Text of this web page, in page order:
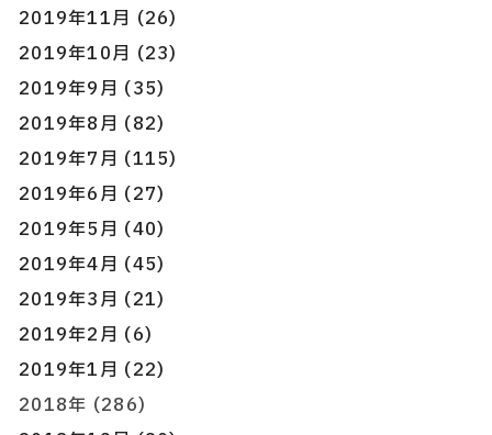
2019年11月 (26)
2019年10月 (23)
2019年9月 (35)
2019年8月 (82)
2019年7月 (115)
2019年6月 (27)
2019年5月 (40)
2019年4月 (45)
2019年3月 (21)
2019年2月 (6)
2019年1月 (22)
2018年 (286)